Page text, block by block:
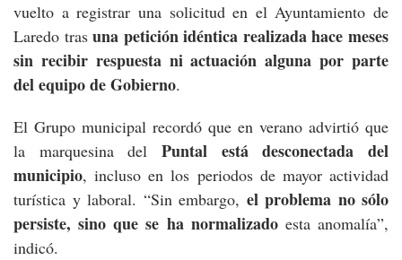
vuelto a registrar una solicitud en el Ayuntamiento de
Laredo trasuna petición idéntica realizada hace meses
sin recibir respuesta ni actuación alguna por parte
del equipo de Gobierno.
El Grupo municipal recordó que en verano advirtió que
la marquesina del Puntal está desconectada del
municipio, incluso en los periodos de mayor actividad
turística y laboral. “Sin embargo, el problema no sólo
persiste, sino que se ha normalizado esta anomalía”,
indicó.